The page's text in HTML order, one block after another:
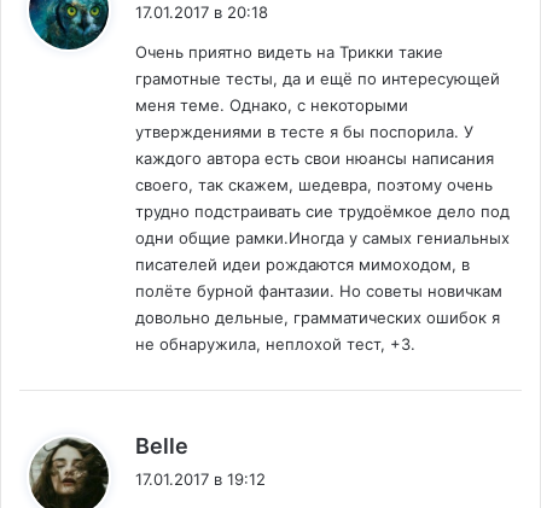
17.01.2017 в 20:18
Очень приятно видеть на Трикки такие
грамотные тесты, да и ещё по интересующей
меня теме. Однако, с некоторыми
утверждениями в тесте я бы поспорила. У
каждого автора есть свои нюансы написания
своего, так скажем, шедевра, поэтому очень
трудно подстраивать сие трудоёмкое дело под
одни общие рамки.Иногда у самых гениальных
писателей идеи рождаются мимоходом, в
полёте бурной фантазии. Но советы новичкам
довольно дельные, грамматических ошибок я
не обнаружила, неплохой тест, +3.
Belle
17.01.2017 в 19:12